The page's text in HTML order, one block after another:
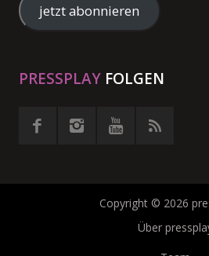
Adresse
eingeben
jetzt abonnieren
PRESSPLAY FOLGEN
Copyright © 2026
Über